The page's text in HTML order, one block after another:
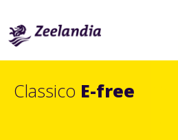
Classico E-free